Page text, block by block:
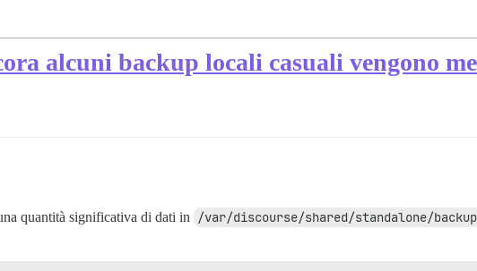
alcuni backup locali casuali vengono
quantità significativa di dati in /var/discourse/shared/standalone/